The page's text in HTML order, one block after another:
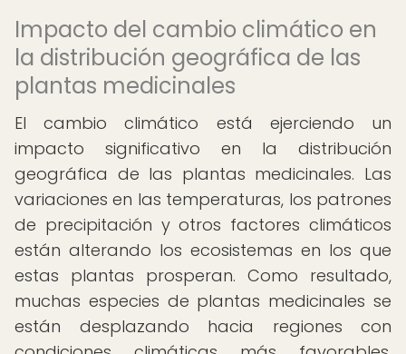
Impacto del cambio climático en
la distribución geográfica de las
plantas medicinales
El cambio climático está ejerciendo un
impacto significativo en la distribución
geográfica de las plantas medicinales. Las
variaciones en las temperaturas, los patrones
de precipitación y otros factores climáticos
están alterando los ecosistemas en los que
estas plantas prosperan. Como resultado,
muchas especies de plantas medicinales se
están desplazando hacia regiones con